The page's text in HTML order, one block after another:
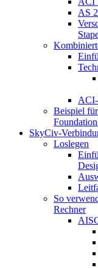
AS
Beispiel
SkyCiv-
Loslegen
So
Rechner